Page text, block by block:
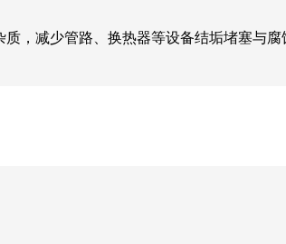
，减少管路、换热器等设备结垢堵塞与腐